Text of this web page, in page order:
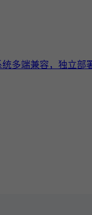
统多端兼容，独立部